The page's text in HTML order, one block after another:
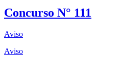
Concurso N° 111
Aviso
Aviso